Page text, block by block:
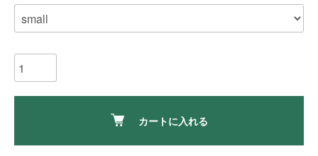
カートに入れる